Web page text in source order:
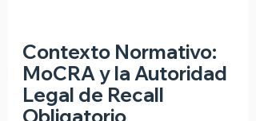
Contexto Normativo:
MoCRA y la Autoridad
Legal de Recall
Obligatorio